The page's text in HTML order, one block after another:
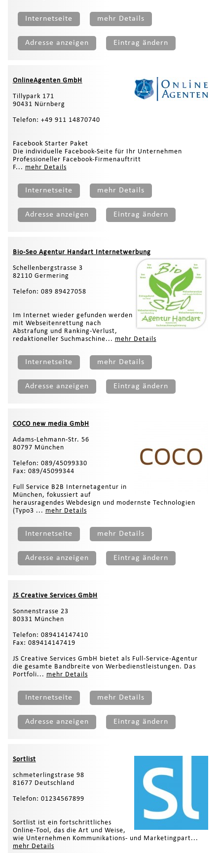
Internetseite mehr Details
Adresse anzeigen Eintrag ändern
OnlineAgenten GmbH
Tillypark 171
90431 Nürnberg
Telefon: +49 911 14870740
Facebook Starter Paket
Die individuelle Facebook-Seite für Ihr Unternehmen
Professioneller Facebook-Firmenauftritt
F... mehr Details
Internetseite mehr Details
Adresse anzeigen Eintrag ändern
Bio-Seo Agentur Handart Internetwerbung
Schellenbergstrasse 3
82110 Germering
Telefon: 089 89427058
Im Internet wieder gefunden werden
mit Webseitenrettung nach
Abstrafung und Ranking-Verlust,
redaktioneller Suchmaschine... mehr Details
Internetseite mehr Details
Adresse anzeigen Eintrag ändern
COCO new media GmbH
Adams-Lehmann-Str. 56
80797 München
Telefon: 089/45099330
Fax: 089/45099344
Full Service B2B Internetagentur in
München, fokussiert auf
herausragendes Webdesign und modernste Technologien
(Typo3 ... mehr Details
Internetseite mehr Details
Adresse anzeigen Eintrag ändern
JS Creative Services GmbH
Sonnenstrasse 23
80331 München
Telefon: 089414147410
Fax: 089414147419
JS Creative Services GmbH bietet als Full-Service-Agentur
die gesamte Bandbreite von Werbedienstleistungen. Das
Portfoli... mehr Details
Internetseite mehr Details
Adresse anzeigen Eintrag ändern
Sortlist
schmeterlingstrase 98
81677 Deutschland
Telefon: 01234567899
Sortlist ist ein fortschrittliches
Online-Tool, das die Art und Weise,
wie Unternehmen Kommunikations- und Marketingpart...
mehr Details